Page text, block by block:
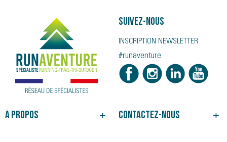
À propos Contactez-nous
Suivez-nous
INSCRIPTION NEWSLETTER
#runaventure